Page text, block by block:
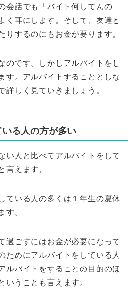
会話でも「バイト何してんの
く耳にします。そして、友達と
りするのにもお金が要ります。
のです。しかしアルバイトをし
す。アルバイトすることとしな
詳しく見ていきましょう。
る人の方が多い
い人と比べてアルバイトをして
言えます。
ている人の多くは１年生の夏休
す。
過ごすにはお金が必要になって
ためにアルバイトをしている人
ルバイトをすることの目的のほ
いうことも言えます。